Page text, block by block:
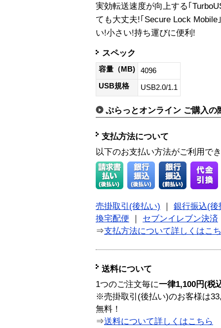
実効転送速度が向上する｢
ても大丈夫!｢Secure Lock
い!小さい!持ち運びに便利!
スペック
容量（MB)
4096
USB規格
USB2.0/1.1
ぷらっとオンライン ご購入の
支払方法について
以下のお支払い方法がご利用で
売掛取引(後払い) ｜ 銀行振込(後
換宅配便 ｜ セブンイレブン決済
⇒支払方法について詳しくはこ
送料について
1つのご注文毎に一律1,100円(税
※売掛取引(後払い)のお客様は
無料！
⇒送料について詳しくはこちら